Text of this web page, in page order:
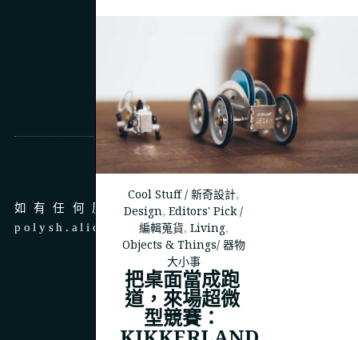
Cool Stuff / 新奇設計,
Design,Editors' Pick /
編輯蒐貨, Living,
Objects & Things/ 器物
大小事
把桌面當成跑
道，來場超微
型競賽：
商務合作
如有任何廣告、商務合作，請 email 至
polysh.alice@gmail.com
© 2023THEPOLYSH.COM